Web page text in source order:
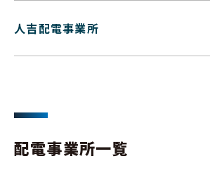
人吉配電事業所
配電事業所一覧